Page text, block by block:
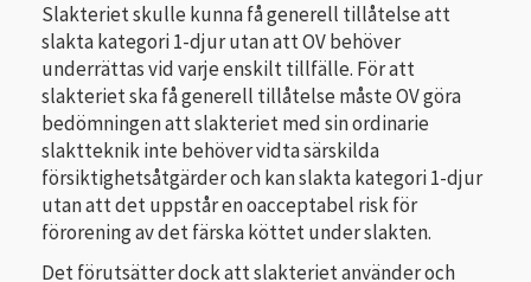
Slakteriet skulle kunna få generell tillåtelse att
slakta kategori 1-djur utan att OV behöver
underrättas vid varje enskilt tillfälle. För att
slakteriet ska få generell tillåtelse måste OV göra
bedömningen att slakteriet med sin ordinarie
slaktteknik inte behöver vidta särskilda
försiktighetsåtgärder och kan slakta kategori 1-djur
utan att det uppstår en oacceptabel risk för
förorening av det färska köttet under slakten.
Det förutsätter dock att slakteriet använder och